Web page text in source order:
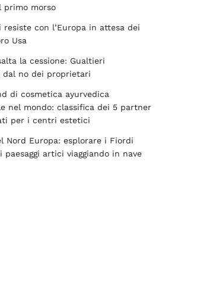
primo morso
resiste con l’Europa in attesa dei
Usa
la cessione: Gualtieri
dal no dei proprietari
di cosmetica ayurvedica
nel mondo: classifica dei 5 partner
per i centri estetici
Nord Europa: esplorare i Fiordi
paesaggi artici viaggiando in nave